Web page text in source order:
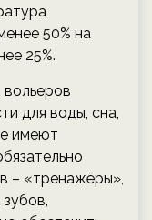
50% на
25%.
для воды, сна,
имеют
– «тренажёры»,